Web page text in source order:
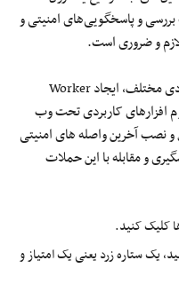
پاسخگویی‌هایامنیتی و
و ضروری است.
کاربردی مختلف، ایجاد Worker
افزارهایکاربردی تحت وب
و نصب آخرین واصله های امنیتی
و مقابله با این حملات
کلیک کنید.
یک ستاره زرد یعنی یک امتیاز و